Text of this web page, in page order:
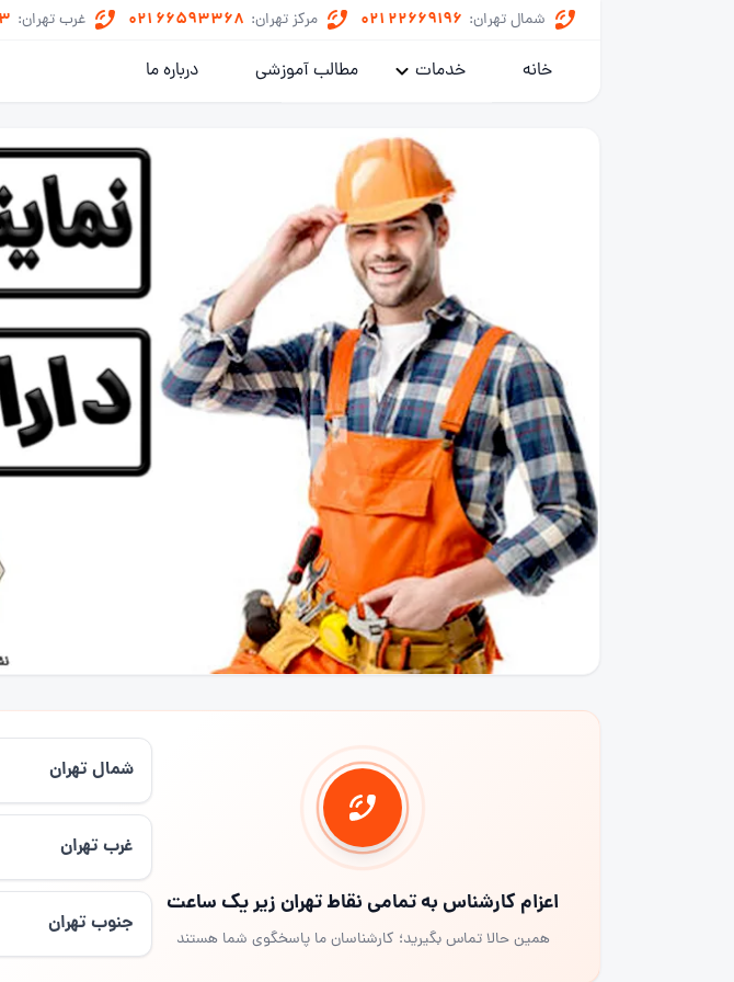
شمال تهران: 021 22669196 مرکز تهران: 021 66593368 غرب تهران:
خانه خدمات
کولر گازی
یخچال
ماشین لباسشویی
خدمات داکت اسپلیت
مطالب آموزشی درباره ما
اعزام کارشناس به تمامی نقاط تهران زیر یک ساعت
همین حالا تماس بگیرید؛ کارشناسان ما پاسخگوی شما هستند
شمال تهران
غرب تهران
جنوب تهران